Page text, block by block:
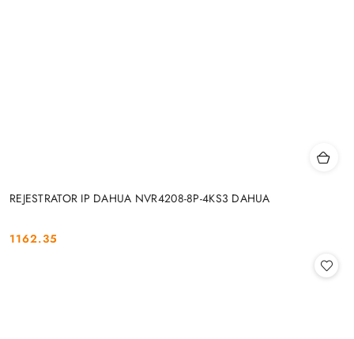
REJESTRATOR IP DAHUA NVR4208-8P-4KS3 DAHUA
Cena:
1162.35